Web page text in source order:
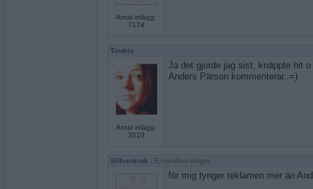
Antal inlägg:
7174
Tindris
Antal inlägg:
3510
Ja det gjorde jag sist, knäppte hit
Anders Pärson kommenterar..=)
Silfverkrok - Ej medlem längre
för mig tynger reklamen mer än